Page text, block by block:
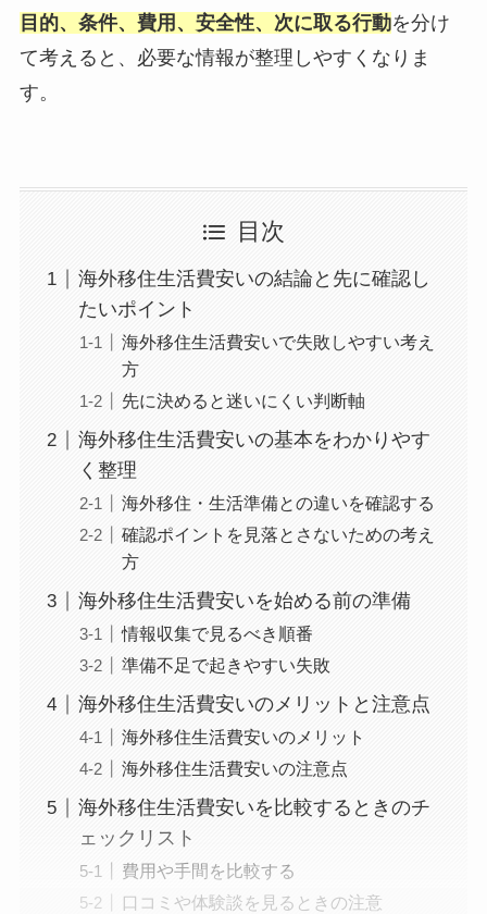
目的、条件、費用、安全性、次に取る行動を分け
て考えると、必要な情報が整理しやすくなりま
す。
目次
海外移住生活費安いの結論と先に確認し
たいポイント
海外移住生活費安いで失敗しやすい考え
方
先に決めると迷いにくい判断軸
海外移住生活費安いの基本をわかりやす
く整理
海外移住・生活準備との違いを確認する
確認ポイントを見落とさないための考え
方
海外移住生活費安いを始める前の準備
情報収集で見るべき順番
準備不足で起きやすい失敗
海外移住生活費安いのメリットと注意点
海外移住生活費安いのメリット
海外移住生活費安いの注意点
海外移住生活費安いを比較するときのチ
ェックリスト
費用や手間を比較する
口コミや体験談を見るときの注意